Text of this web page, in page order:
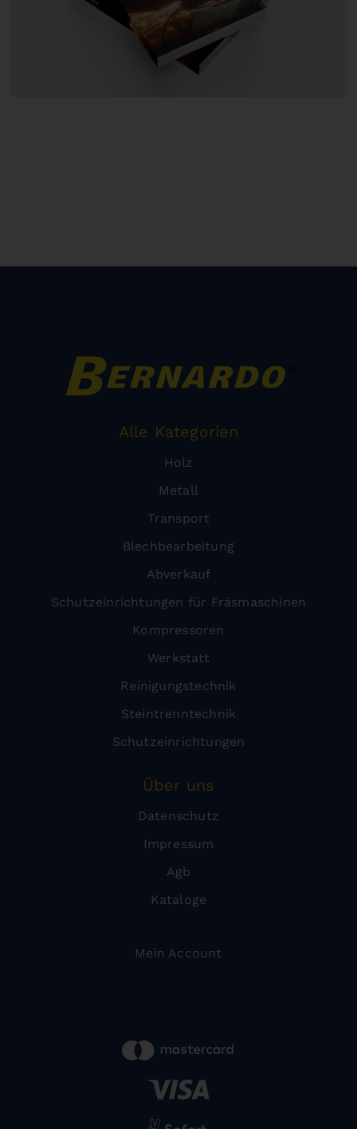
Alle Kategorien
Holz
Metall
Transport
Blechbearbeitung
Abverkauf
Schutzeinrichtungen für Fräsmaschinen
Kompressoren
Werkstatt
Reinigungstechnik
Steintrenntechnik
Schutzeinrichtungen
Über uns
Datenschutz
Impressum
Agb
Kataloge
Mein Account